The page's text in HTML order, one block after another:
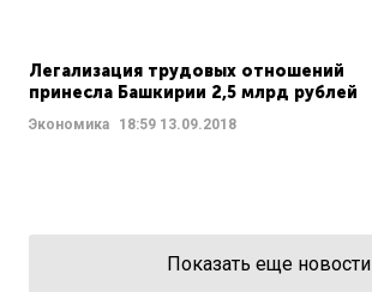
Легализация трудовых отношений
принесла Башкирии 2,5 млрд рублей
Экономика 18:59 13.09.2018
Показать еще новости